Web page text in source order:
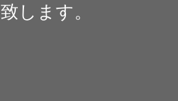
致します。